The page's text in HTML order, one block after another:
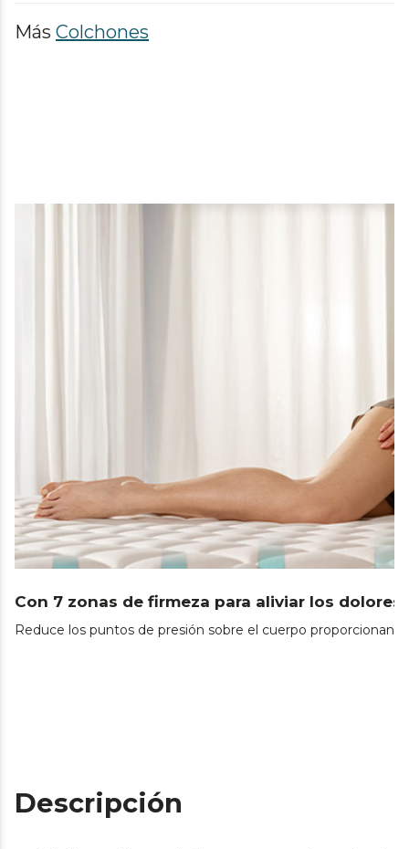
Más Colchones
Con 7 zonas de firmeza para aliviar los dolores
Reduce los puntos de presión sobre el cuerpo
Descripción